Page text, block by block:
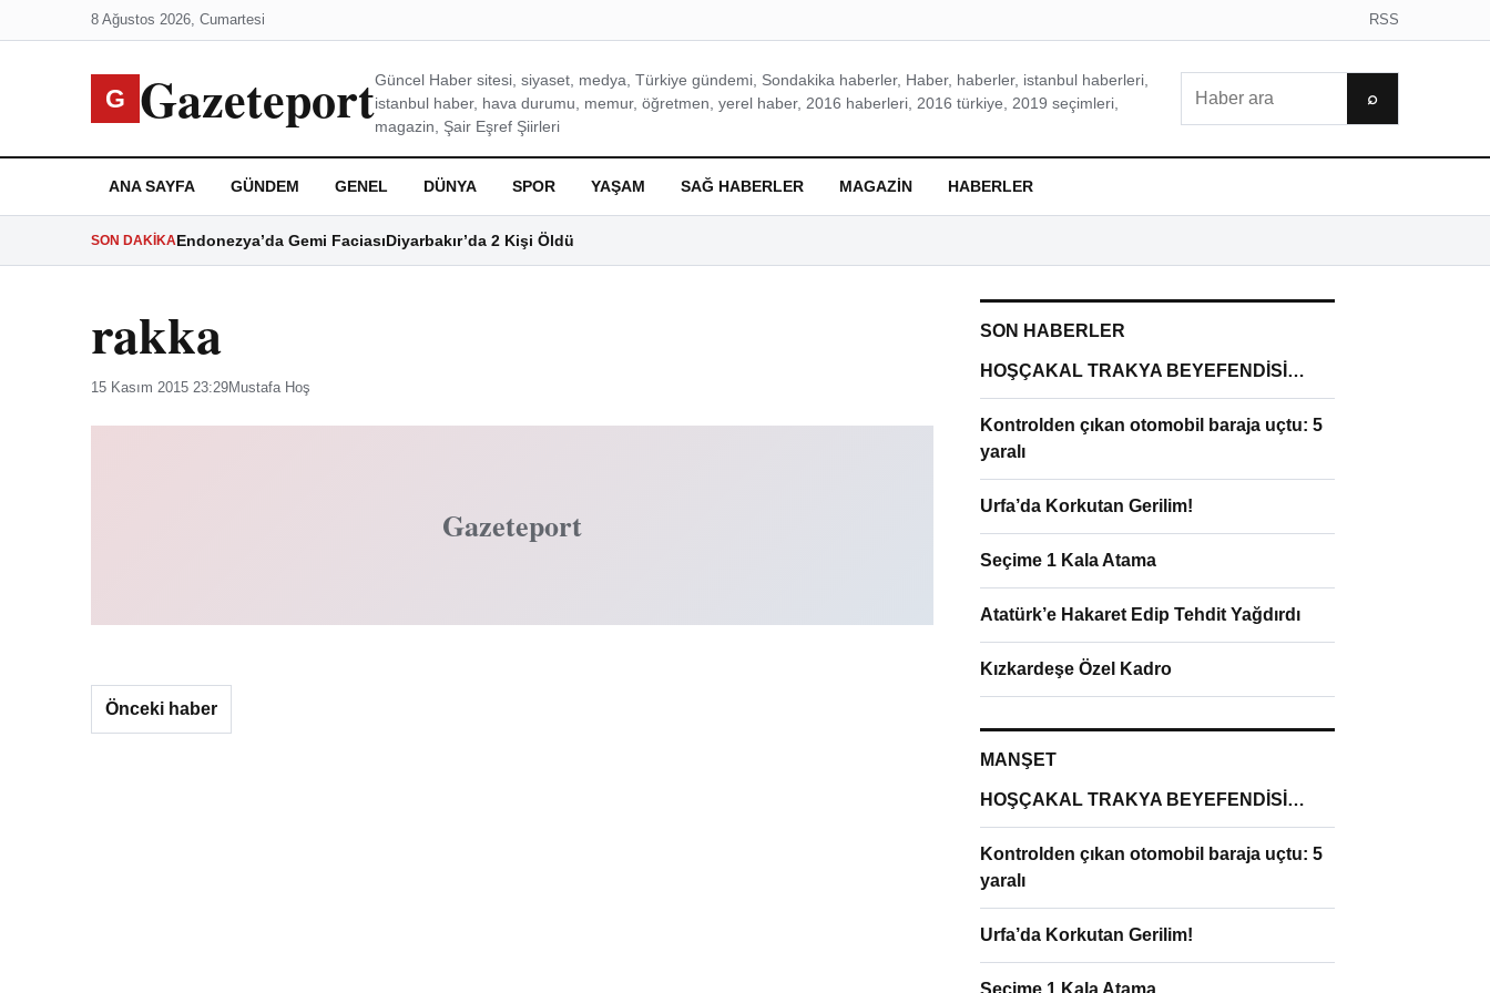
8 Ağustos 2026, Cumartesi RSS
G GazeteportGüncel Haber sitesi, siyaset, medya, Türkiye gündemi, Sondakika haberler, Haber, haberler, istanbul haberleri,
istanbul haber, hava durumu, memur, öğretmen, yerel haber, 2016 haberleri, 2016 türkiye, 2019 seçimleri,
magazin, Şair Eşref Şiirleri
⌕
ANA SAYFA GÜNDEM GENEL DÜNYA SPOR YAŞAM SAĞ HABERLER MAGAZIN HABERLER
SON DAKIKAEndonezya’da Gemi FaciasıDiyarbakır’da 2 Kişi Öldü
rakka
15 Kasım 2015 23:29Mustafa Hoş
Gazeteport
Önceki haber
SON HABERLER
HOŞÇAKAL TRAKYA BEYEFENDİSİ…
Kontrolden çıkan otomobil baraja uçtu: 5
yaralı
Urfa’da Korkutan Gerilim!
Seçime 1 Kala Atama
Atatürk’e Hakaret Edip Tehdit Yağdırdı
Kızkardeşe Özel Kadro
MANŞET
HOŞÇAKAL TRAKYA BEYEFENDİSİ…
Kontrolden çıkan otomobil baraja uçtu: 5
yaralı
Urfa’da Korkutan Gerilim!
Seçime 1 Kala Atama